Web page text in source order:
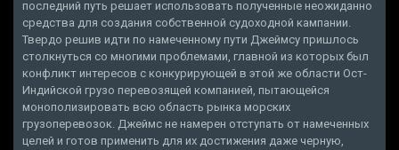
последний путь решает использовать полученные неожиданно
средства для создания собственной судоходной кампании.
Твердо решив идти по намеченному пути Джеймсу пришлось
столкнуться со многими проблемами, главной из которых был
конфликт интересов с конкурирующей в этой же области Ост-
Индийской грузо перевозящей компанией, пытающейся
монополизировать всю область рынка морских
грузоперевозок. Джеймс не намерен отступать от намеченных
целей и готов применить для их достижения даже черную,